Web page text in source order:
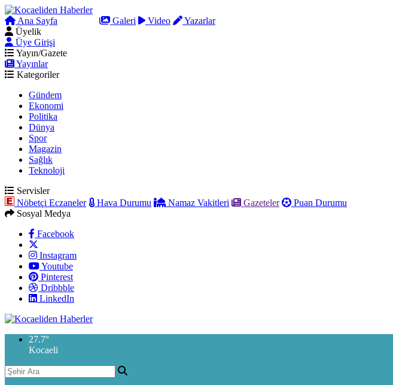
Ana Sayfa Galeri Video
Yazarlar
Üyelik
Üye Girişi
Yayın/Gazete
Yayınlar
Kategoriler
Gündem
Ekonomi
Politika
Dünya
Spor
Magazin
Sağlık
Teknoloji
Servisler
Nöbetçi Eczaneler
Hava Durumu Namaz Vakitleri Gazeteler
Puan Durumu
Sosyal Medya
Facebook
Instagram
Youtube
Pinterest
Dribbble
LinkedIn
27.7°
Kocaeli